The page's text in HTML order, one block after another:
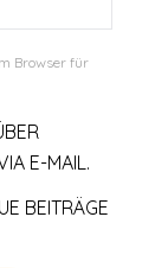
Browser für
E-MAIL.
BEITRÄGE